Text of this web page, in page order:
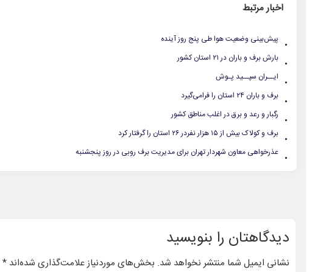
اخبار مرتبط
. پیش‌بینی وضعیت هوا طی پنج روز آینده
. بارش برف و باران در ۲۱ استان کشور
. ایــران سپــید پـوش
. برف و باران ۲۴ استان را فرامی‌گیرد
. رگبار و رعد و برق در اغلب مناطق کشور
. برف و کولاک بیش از ۱۵ هزار نفردر ۲۶ استان را گرفتار کرد
. عذرخواهی معاون شهردار تهران برای مدیریت برف روبی در روز پنجشنبه
دیدگاهتان را بنویسید
نشانی ایمیل شما منتشر نخواهد شد. بخش‌های موردنیاز علامت‌گذاری شده‌اند*